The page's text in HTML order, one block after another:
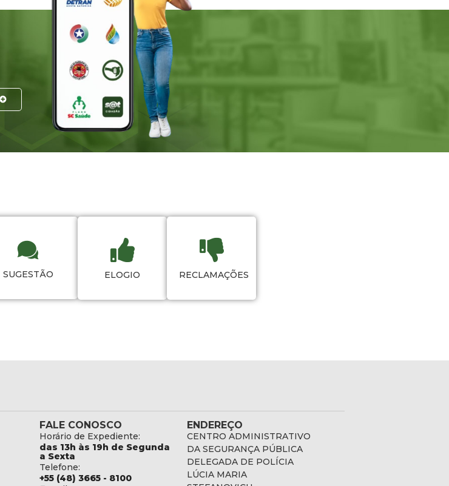
SUGESTÃO ELOGIO RECLAMAÇÕES
FALE CONOSCO
Horário de Expediente:
das 13h às 19h de Segunda
a Sexta
Telefone:
+55 (48) 3665 - 8100
ENDEREÇO
CENTRO ADMINISTRATIVO
DA SEGURANÇA PÚBLICA
DELEGADA DE POLÍCIA
LÚCIA MARIA